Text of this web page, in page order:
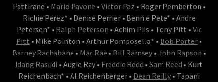
Pattirane • Mario Pavone • Victor Paz • Roger Pemberton •
Richie Perez* • Denise Perrier • Bennie Pete* • Andre
Petersen* • Ralph Peterson • Achim Pils • Tony Pitt • Vic
Pitt • Mike Pointon • Arthur Pomposello* • Bob Porter •
Barney Rachabane • Mac Rae • Bill Ramsey• John Rapson •
Idang Rasjidi • Augie Ray • Freddie Redd • Sam Reed • Kurt
Reichenbach* • Al Reichenberger • Dean Reilly • Tapani